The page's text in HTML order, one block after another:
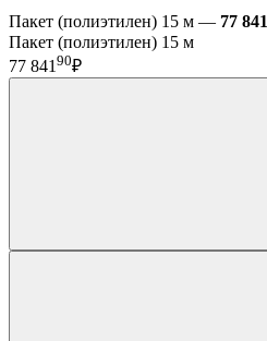
Пакет (полиэтилен) 15 м — 77 841
Пакет (полиэтилен) 15 м
77 84190₽